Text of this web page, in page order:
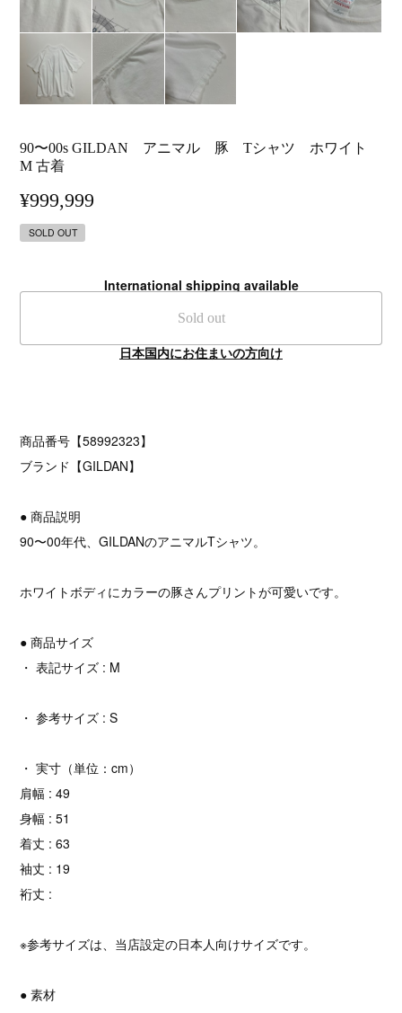
90〜00s GILDAN アニマル 豚 Tシャツ ホワイト
M 古着
¥999,999
SOLD OUT
International shipping available
Sold out
日本国内にお住まいの方向け
商品番号【58992323】
ブランド【GILDAN】
● 商品説明
90〜00年代、GILDANのアニマルTシャツ。
ホワイトボディにカラーの豚さんプリントが可愛いです。
● 商品サイズ
・ 表記サイズ : M
・ 参考サイズ : S
・ 実寸（単位：cm）
肩幅 : 49
身幅 : 51
着丈 : 63
袖丈 : 19
裄丈 :
※参考サイズは、当店設定の日本人向けサイズです。
● 素材